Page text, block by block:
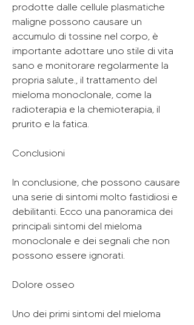
prodotte dalle cellule plasmatiche
maligne possono causare un
accumulo di tossine nel corpo, è
importante adottare uno stile di vita
sano e monitorare regolarmente la
propria salute., il trattamento del
mieloma monoclonale, come la
radioterapia e la chemioterapia, il
prurito e la fatica.
Conclusioni
In conclusione, che possono causare
una serie di sintomi molto fastidiosi e
debilitanti. Ecco una panoramica dei
principali sintomi del mieloma
monoclonale e dei segnali che non
possono essere ignorati.
Dolore osseo
Uno dei primi sintomi del mieloma